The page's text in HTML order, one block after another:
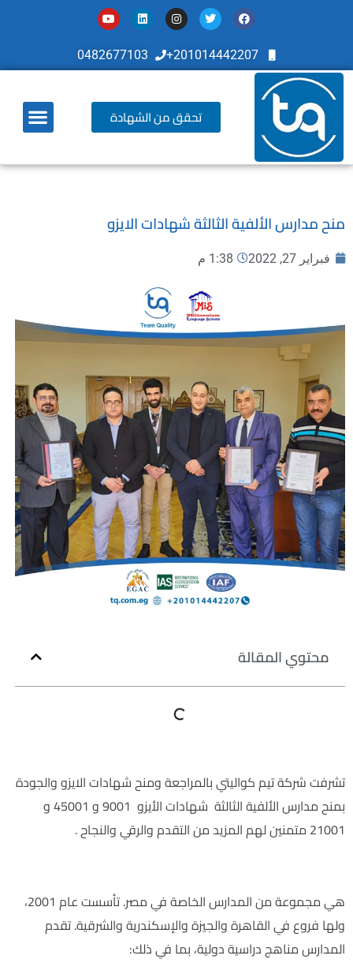
201014442207+
0482677103
تحقق من الشهادة
منح مدارس الألفية الثالثة شهادات الايزو
فبراير 27, 2022 1:38 م
محتوي المقالة
تشرفت شركة تيم كواليتي بالمراجعة ومنح شهادات الايزو والجودة
بمنح مدارس الألفية الثالثة شهادات الأيزو 9001 و 45001 و
21001 متمنين لهم المزيد من التقدم والرقي والنجاح .
هي مجموعة من المدارس الخاصة في مصر. تأسست عام 2001،
ولها فروع في القاهرة والجيزة والإسكندرية والشرقية. تقدم
المدارس مناهج دراسية دولية، بما في ذلك: